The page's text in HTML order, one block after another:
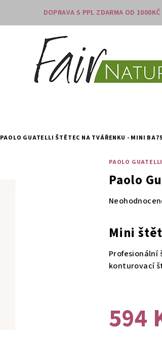
DOPRAVA S PPL ZDARMA OD 1000KČ
PAOLO GUATELLI ŠTĚTEC NA TVÁŘENKU - MINI
PAOLO GUATELLI
Paolo
Průměrné
produktu
je
0,0
z
Mini
Profesionální
konturovací
594